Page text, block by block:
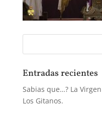
Entradas recientes
Sabias que…? La
Los Gitanos.